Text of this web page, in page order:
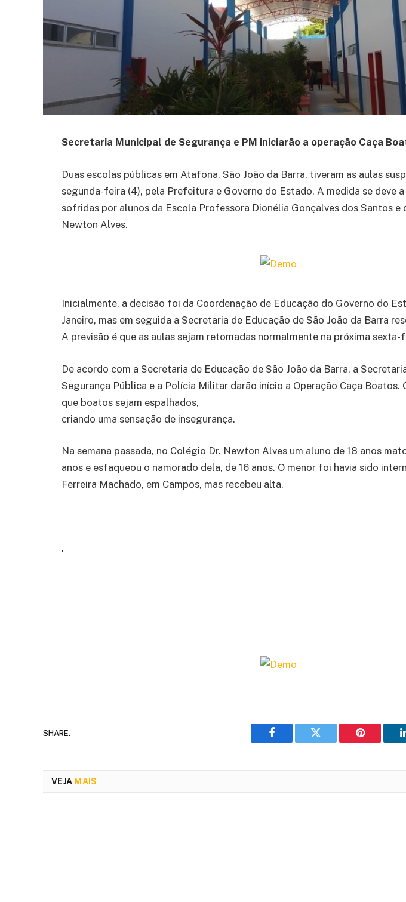
Secretaria Municipal de Segurança e PM iniciarão a operação Caça
Duas escolas públicas em Atafona, São João da Barra, tiveram as aulas
segunda-feira (4), pela Prefeitura e Governo do Estado. A medida se deve
sofridas por alunos da Escola Professora Dionélia Gonçalves dos Santos e
Newton Alves.
Inicialmente, a decisão foi da Coordenação de Educação do Governo do
Janeiro, mas em seguida a Secretaria de Educação de São João da Barra
A previsão é que as aulas sejam retomadas normalmente na próxima sexta-
De acordo com a Secretaria de Educação de São João da Barra, a
Segurança Pública e a Polícia Militar darão início a Operação Caça Boatos.
que boatos sejam espalhados,
criando uma sensação de insegurança.
Na semana passada, no Colégio Dr. Newton Alves um aluno de 18 anos
anos e esfaqueou o namorado dela, de 16 anos. O menor foi havia sido
Ferreira Machado, em Campos, mas recebeu alta.
.
SHARE.
Facebook Twitter Pinterest
VEJA MAIS